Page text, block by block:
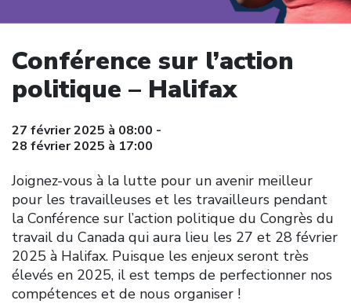
Conférence sur l’action
politique – Halifax
27 février 2025 à 08:00 -
28 février 2025 à 17:00
Joignez-vous à la lutte pour un avenir meilleur
pour les travailleuses et les travailleurs pendant
la Conférence sur l’action politique du Congrès du
travail du Canada qui aura lieu les 27 et 28 février
2025 à Halifax. Puisque les enjeux seront très
élevés en 2025, il est temps de perfectionner nos
compétences et de nous organiser !